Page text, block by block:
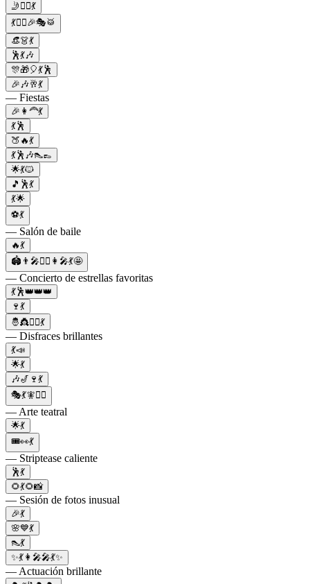
🤳💁‍♀️💃
💃👯‍♂️🎉🎭🥁
👒👗💃
🕺💃🎶
🎊🎁🎈💃🕺
🎉🎶🥂💃
— Fiestas
🎉👩‍🦰💃
💃🕺
🍑🔥💃
💃🕺🎶👠👞
🌟💃🐱
🎵🕺💃
💃🌟
⚽💃
— Salón de baile
🔥💃
🏟👨‍🎤👯‍♀️👩‍🎤💃🤩
— Concierto de estrellas favoritas
💃🕺👑👑👑
🍷💃
🤴👸🧚‍♀️💃
— Disfraces brillantes
💃📣
🌟💃
🎶🎷🍷💃
🎭💃🧚🧞‍♀️
— Arte teatral
🌟💃
🎟👀💃
— Striptease caliente
🕺💃
🌻💃🌻📸
— Sesión de fotos inusual
🎉💃
🌸💙💃
👠💃
✨💃👩‍🎤🎤💃✨
— Actuación brillante